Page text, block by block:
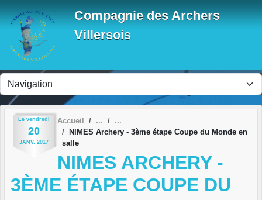
Compagnie des Archers
Villersois
Le vendredi
20
JANV. 2017
Accueil
NIMES Archery - 3ème étape Coupe du Monde en
salle
NIMES ARCHERY -
3ÈME ÉTAPE COUPE DU